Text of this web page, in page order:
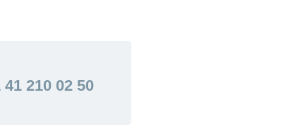
41 210 02 50